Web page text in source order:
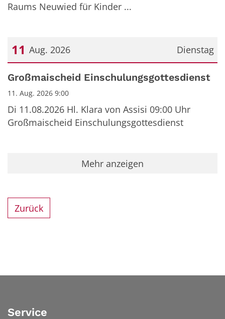
Raums Neuwied für Kinder ...
Dienstag
11 Aug. 2026
Datum: 11. August 2026
Großmaischeid Einschulungsgottesdienst
11. Aug. 2026 9:00
Di 11.08.2026 Hl. Klara von Assisi 09:00 Uhr
Großmaischeid Einschulungsgottesdienst
Mehr anzeigen
Zurück
Service